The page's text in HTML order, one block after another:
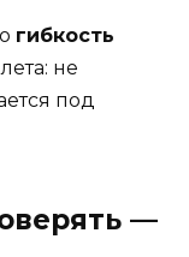
гибкость
не
под
—